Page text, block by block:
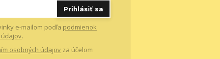
Prihlásiť sa
e-mailom podľa podmienok
.
osobných údajov za účelom